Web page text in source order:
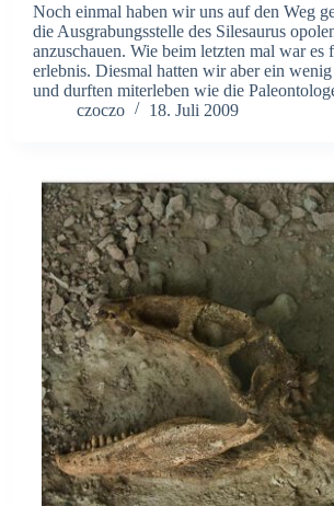
Noch einmal haben wir uns auf den Weg
die Ausgrabungsstelle des Silesaurus
anzuschauen. Wie beim letzten mal war es
erlebnis. Diesmal hatten wir aber ein
und durften miterleben wie die
czoczo
18. Juli 2009